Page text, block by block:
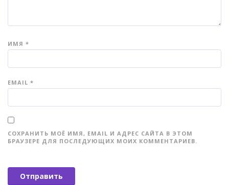
ИМЯ *
EMAIL *
СОХРАНИТЬ МОЁ ИМЯ, EMAIL И АДРЕС САЙТА В ЭТОМ
БРАУЗЕРЕ ДЛЯ ПОСЛЕДУЮЩИХ МОИХ КОММЕНТАРИЕВ.